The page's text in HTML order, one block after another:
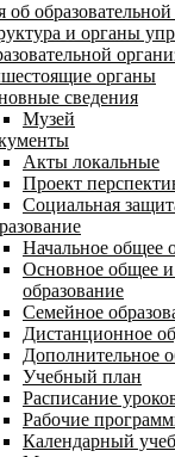
об
и органы
органы
сведения
Музей
Акты локальные
Проект
Социальная
Начальное общее
Основное общее
образование
Семейное
Дистанционное
Дополнительное
Учебный план
Расписание
Рабочие
Календарный